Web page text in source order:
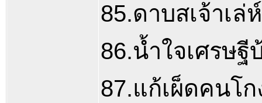
85.ดาบสเจ้าเล่ห์
86.น้ำใจเศรษ
87.แก้เผ็ดคนโก